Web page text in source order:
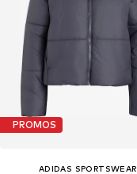
PROMOS
ADIDAS SPORTSWEAR